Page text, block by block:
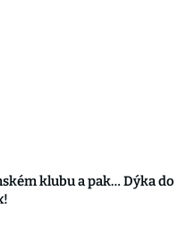
klubu a pak… Dýka do